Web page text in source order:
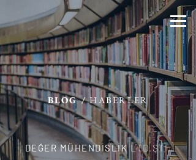
BLOG /HABERLER
DEĞER MÜHENDİSLİK LTD.ŞTİ.